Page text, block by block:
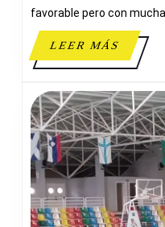
favorable pero con
LEER MÁSLEER
MÁS